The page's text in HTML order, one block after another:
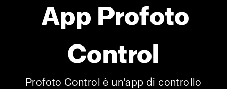
App Profoto
Control
Profoto Control è un'app di controllo